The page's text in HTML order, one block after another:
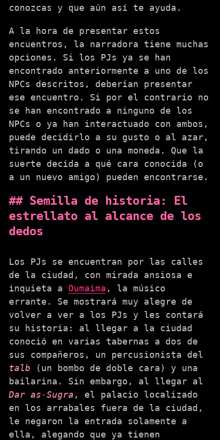
conozcas y que aún así te ayuda.
A la hora de presentar estos
encuentros, la narradora tiene muchas
opciones. Si los PJs ya se han
encontrado anteriormente a uno de los
NPCs descritos, deberían presentar
ese encuentro. Si por el contrario no
se han encontrado a ninguno de los
NPCs o ya han interactuado con ambos,
puede decidirlo a su gusto o al azar,
tirando un dado o una moneda. Que la
suerte decida a qué cara conocida (o
a un nuevo amigo) pueden encontrarse.
Semilla de historia: El
estrellato al alcance de los
dedos
Los PJs se encuentran por las calles
de la ciudad, con mirada ansiosa e
inquieta a Oumaima , la músico
errante. Se mostrará muy alegre de
volver a ver a los PJs y les contará
su historia: al llegar a la ciudad
conoció en varias tabernas a dos de
sus compañeros, un percusionista del
talb (un bombo de doble cara) y una
bailarina. Sin embargo, al llegar al
Dar as-Sugra , el palacio localizado
en los arrabales fuera de la ciudad,
le negaron la entrada solamente a
ella, alegando que ya tienen